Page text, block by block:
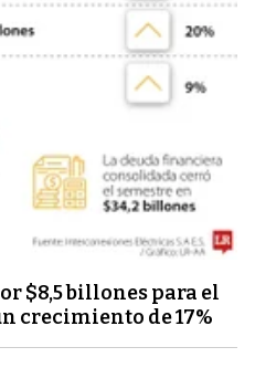
$8,5 billones para el
crecimiento de 17%